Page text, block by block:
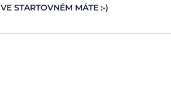
VE STARTOVNÉM MÁTE :-)